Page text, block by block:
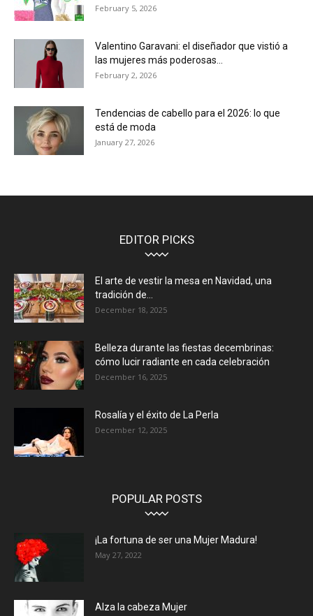
February 5, 2026
Valentino Garavani: el diseñador que vistió a
las mujeres más poderosas...
February 2, 2026
Tendencias de cabello para el 2026: lo que
está de moda
January 27, 2026
EDITOR PICKS
El arte de vestir la mesa en Navidad, una
tradición de...
December 18, 2025
Belleza durante las fiestas decembrinas:
cómo lucir radiante en cada celebración
December 16, 2025
Rosalía y el éxito de La Perla
December 12, 2025
POPULAR POSTS
¡La fortuna de ser una Mujer Madura!
May 27, 2022
Alza la cabeza Mujer